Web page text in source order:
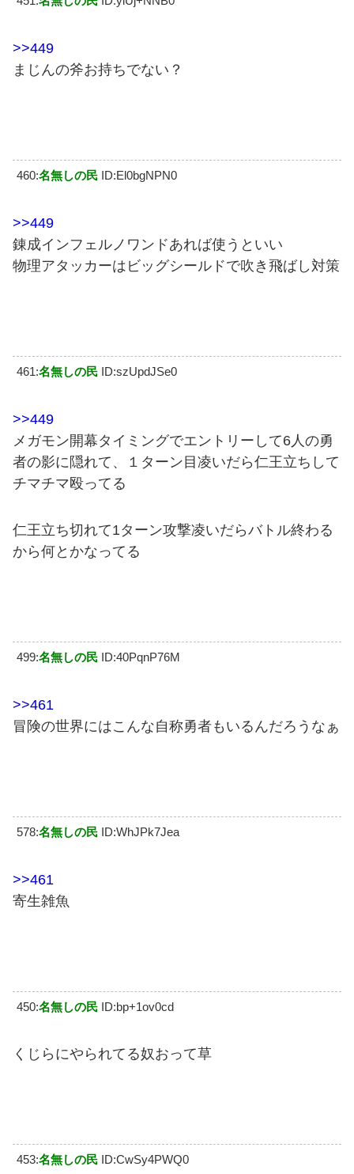
>>449
まじんの斧お持ちでない？
460:名無しの民 ID:El0bgNPN0
>>449
錬成インフェルノワンドあれば使うといい
物理アタッカーはビッグシールドで吹き飛ばし対策
461:名無しの民 ID:szUpdJSe0
>>449
メガモン開幕タイミングでエントリーして6人の勇
者の影に隠れて、１ターン目凌いだら仁王立ちして
チマチマ殴ってる
仁王立ち切れて1ターン攻撃凌いだらバトル終わる
から何とかなってる
499:名無しの民 ID:40PqnP76M
>>461
冒険の世界にはこんな自称勇者もいるんだろうなぁ
578:名無しの民 ID:WhJPk7Jea
>>461
寄生雑魚
450:名無しの民 ID:bp+1ov0cd
くじらにやられてる奴おって草
453:名無しの民 ID:CwSy4PWQ0